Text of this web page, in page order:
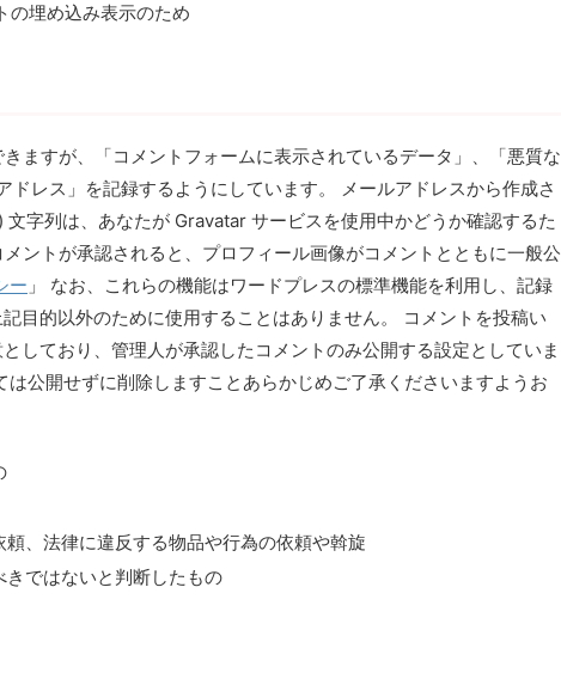
の埋め込み表示のため
ますが、「コメントフォームに表示されているデータ」、「悪質な
レス」を記録するようにしています。 メールアドレスから作成さ
字列は、あなたが Gravatar サービスを使用中かどうか確認するた
ントが承認されると、プロフィール画像がコメントとともに一般公
ー 」 なお、これらの機能はワードプレスの標準機能を利用し、記録
目的以外のために使用することはありません。 コメントを投稿い
しており、管理人が承認したコメントのみ公開する設定としていま
公開せずに削除しますことあらかじめご了承くださいますようお
、法律に違反する物品や行為の依頼や斡旋
ではないと判断したもの